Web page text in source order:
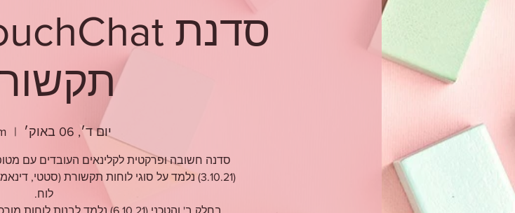
יום ד׳, 06 באוק׳
  |
סדנה חשובה ופרקטית לקלינאים העובדים עם
(3.10.21) נלמד על סוגי לוחות תקשורת (סטטי,
בחלק ב' והטכני (6.10.21) נלמד